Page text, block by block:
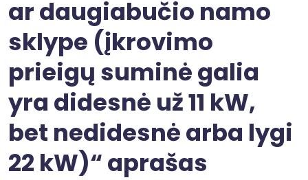
ar daugiabučio namo
sklype (įkrovimo
prieigų suminė galia
yra didesnė už 11 kW,
bet nedidesnė arba lygi
22 kW)“ aprašas